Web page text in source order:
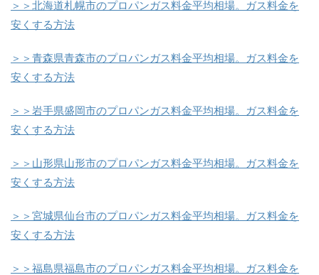
＞＞北海道札幌市のプロパンガス料金平均相場。ガス料金を
安くする方法
＞＞青森県青森市のプロパンガス料金平均相場。ガス料金を
安くする方法
＞＞岩手県盛岡市のプロパンガス料金平均相場。ガス料金を
安くする方法
＞＞山形県山形市のプロパンガス料金平均相場。ガス料金を
安くする方法
＞＞宮城県仙台市のプロパンガス料金平均相場。ガス料金を
安くする方法
＞＞福島県福島市のプロパンガス料金平均相場。ガス料金を